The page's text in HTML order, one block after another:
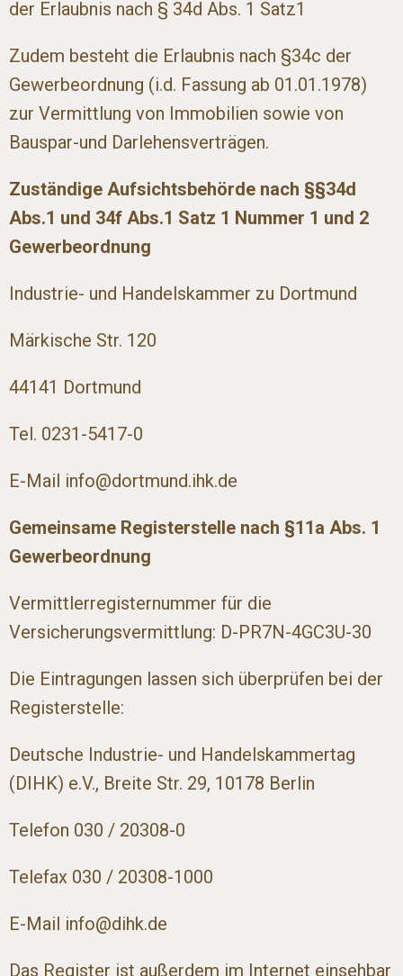
der Erlaubnis nach § 34d Abs. 1 Satz1
Zudem besteht die Erlaubnis nach §34c der
Gewerbeordnung (i.d. Fassung ab 01.01.1978)
zur Vermittlung von Immobilien sowie von
Bauspar-und Darlehensverträgen.
Zuständige Aufsichtsbehörde nach §§34d
Abs.1 und 34f Abs.1 Satz 1 Nummer 1 und 2
Gewerbeordnung
Industrie- und Handelskammer zu Dortmund
Märkische Str. 120
44141 Dortmund
Tel. 0231-5417-0
E-Mail info@dortmund.ihk.de
Gemeinsame Registerstelle nach §11a Abs. 1
Gewerbeordnung
Vermittlerregisternummer für die
Versicherungsvermittlung: D-PR7N-4GC3U-30
Die Eintragungen lassen sich überprüfen bei der
Registerstelle:
Deutsche Industrie- und Handelskammertag
(DIHK) e.V., Breite Str. 29, 10178 Berlin
Telefon 030 / 20308-0
Telefax 030 / 20308-1000
E-Mail info@dihk.de
Das Register ist außerdem im Internet einsehbar